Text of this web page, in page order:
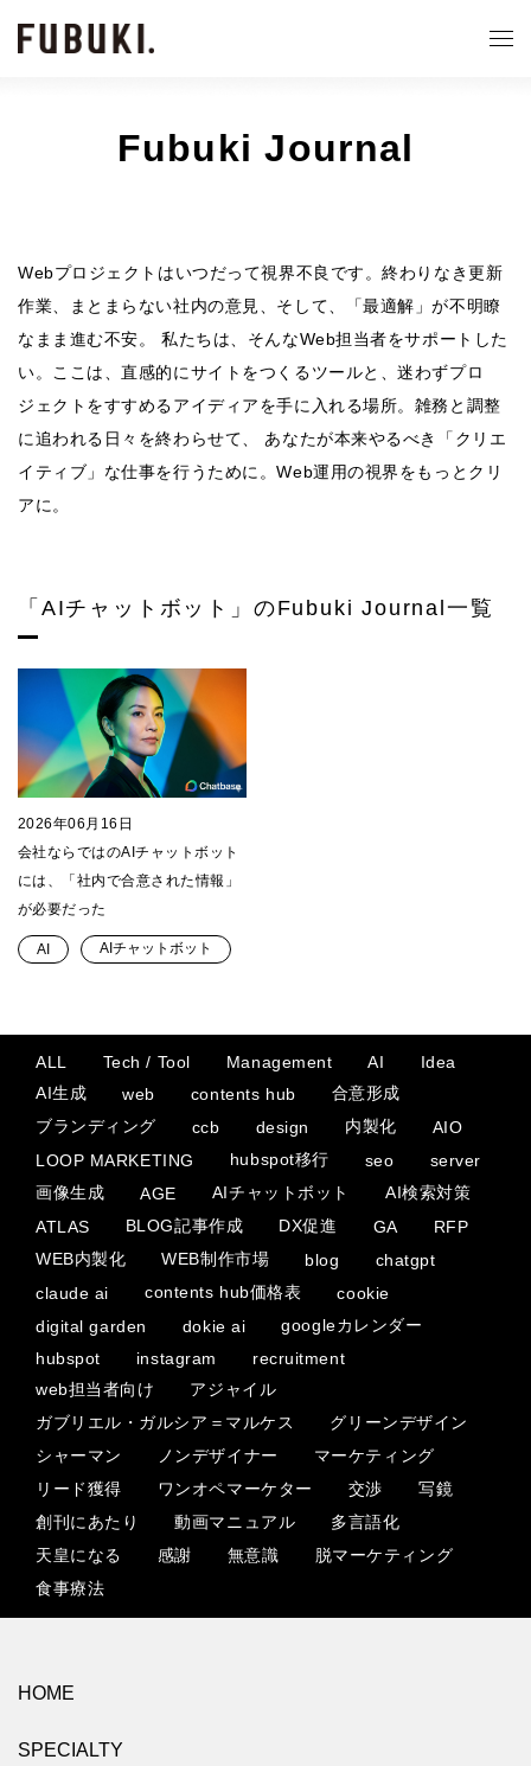
Fubuki Journal
Webプロジェクトはいつだって視界不良です。終わりなき更新
作業、まとまらない社内の意見、そして、「最適解」が不明瞭
なまま進む不安。 私たちは、そんなWeb担当者をサポートした
い。ここは、直感的にサイトをつくるツールと、迷わずプロ
ジェクトをすすめるアイディアを手に入れる場所。雑務と調整
に追われる日々を終わらせて、 あなたが本来やるべき「クリエ
イティブ」な仕事を行うために。Web運用の視界をもっとクリ
アに。
「AIチャットボット」のFubuki Journal一覧
2026年06月16日
会社ならではのAIチャットボット
には、「社内で合意された情報」
が必要だった
AI AIチャットボット
ALL Tech / Tool Management AI
Idea
AI生成
web contents hub
合意形成
ブランディング
ccb design 内製化
AIO
LOOP MARKETING
hubspot移行 seo
server
画像生成
AGE AIチャットボット
AI検索対策
ATLAS
BLOG記事作成 DX促進 GA
RFP
WEB内製化
WEB制作市場 blog
chatgpt
claude ai
contents hub価格表
cookie
digital garden
dokie ai
googleカレンダー
hubspot
instagram
recruitment
web担当者向け
アジャイル
ガブリエル・ガルシア＝マルケス
グリーンデザイン
シャーマン
ノンデザイナー
マーケティング
リード獲得
ワンオペマーケター 交渉
写鏡
創刊にあたり
動画マニュアル
多言語化
天皇になる
感謝 無意識
脱マーケティング
食事療法
HOME
SPECIALTY